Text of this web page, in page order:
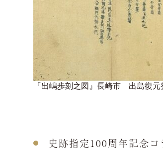
『出嶋歩刻之図』長崎市 出島復元
史跡指定100周年記念